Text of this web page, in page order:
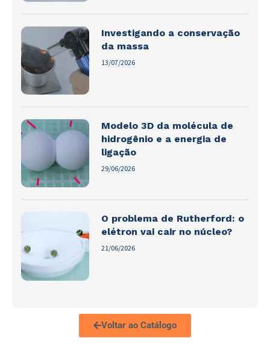
Investigando a conservação
da massa
13/07/2026
Modelo 3D da molécula de
hidrogênio e a energia de
ligação
29/06/2026
O problema de Rutherford: o
elétron vai cair no núcleo?
21/06/2026
Voltar ao Catálogo